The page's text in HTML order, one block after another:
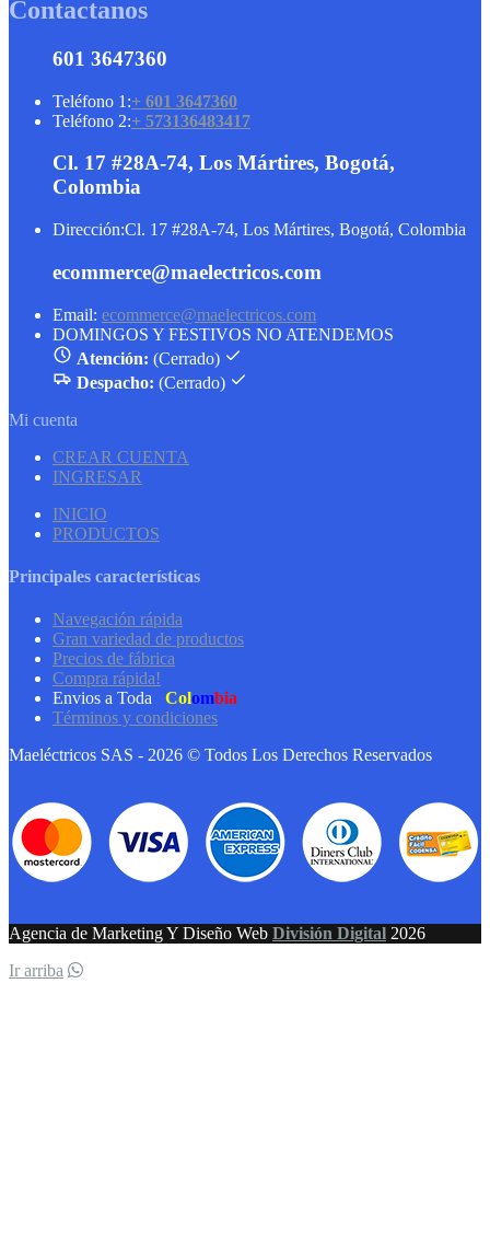
Contactanos
601 3647360
Teléfono 1:+ 601 3647360
Teléfono 2:+ 573136483417
Cl. 17 #28A-74, Los Mártires, Bogotá,
Colombia
Dirección:Cl. 17 #28A-74, Los Mártires, Bogotá, Colombia
ecommerce@maelectricos.com
Email: ecommerce@maelectricos.com
DOMINGOS Y FESTIVOS NO ATENDEMOS
Atención: (Cerrado)
Despacho: (Cerrado)
Mi cuenta
CREAR CUENTA
INGRESAR
INICIO
PRODUCTOS
Principales características
Navegación rápida
Gran variedad de productos
Precios de fábrica
Compra rápida!
Envios a Toda
Colombia
Términos y condiciones
Maeléctricos SAS - 2026 © Todos Los Derechos Reservados
Agencia de Marketing Y Diseño Web División Digital 2026
Ir arriba